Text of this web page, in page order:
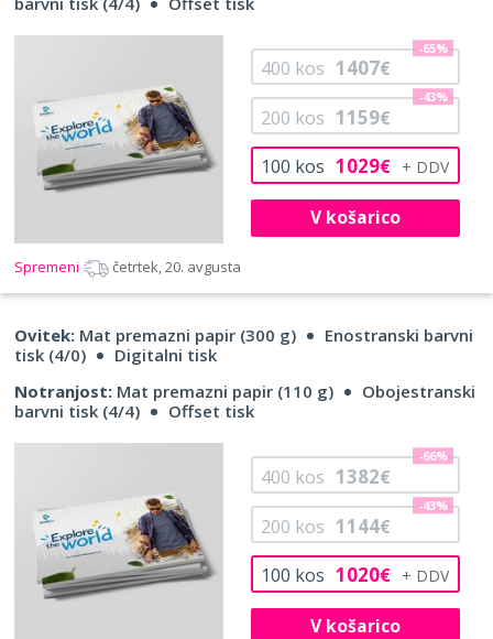
100 kos 1029€
200 kos 1159€
-43%
400 kos 1407€
-65%
V košarico
Spremeni četrtek, 20. avgusta
Ovitek: Mat premazni papir (300 g)
Enostranski barvni
tisk (4/0)
Digitalni tisk
Notranjost: Mat premazni papir (110 g)
Obojestranski
barvni tisk (4/4)
Offset tisk
100 kos 1020€
200 kos 1144€
-43%
400 kos 1382€
-66%
V košarico